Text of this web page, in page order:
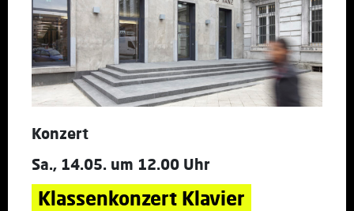
Konzert
Sa., 14.05. um 12.00 Uhr
Klassenkonzert Klavier